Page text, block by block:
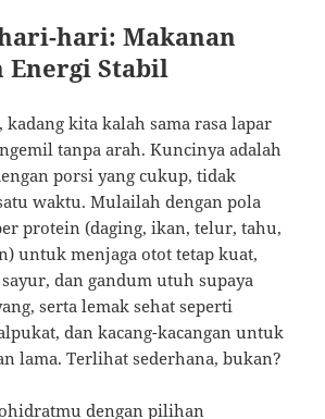
hari: Makanan
Energi Stabil
kadang kita kalah sama rasa lapar
tanpa arah. Kuncinya adalah
porsi yang cukup, tidak
waktu. Mulailah dengan pola
protein (daging, ikan, telur, tahu,
untuk menjaga otot tetap kuat,
dan gandum utuh supaya
serta lemak sehat seperti
dan kacang-kacangan untuk
lama. Terlihat sederhana, bukan?
dengan pilihan